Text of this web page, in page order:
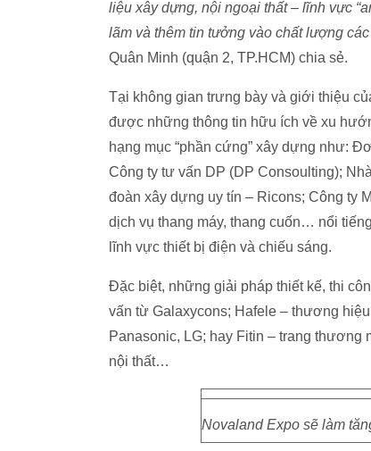
liệu xây dựng, nội ngoại thất – lĩnh vực
lãm và thêm tin tưởng vào chất lượng
Quân Minh (quận 2, TP.HCM) chia sẻ.
Tại không gian trưng bày và giới thiệu
được những thông tin hữu ích về xu
hạng mục “phần cứng” xây dựng như:
Công ty tư vấn DP (DP Consoulting);
đoàn xây dựng uy tín – Ricons; Công ty
dịch vụ thang máy, thang cuốn… nổi
lĩnh vực thiết bị điện và chiếu sáng.
Đặc biệt, những giải pháp thiết kế, thi
vấn từ Galaxycons; Hafele – thương
Panasonic, LG; hay Fitin – trang thương
nội thất…
Novaland Expo sẽ làm